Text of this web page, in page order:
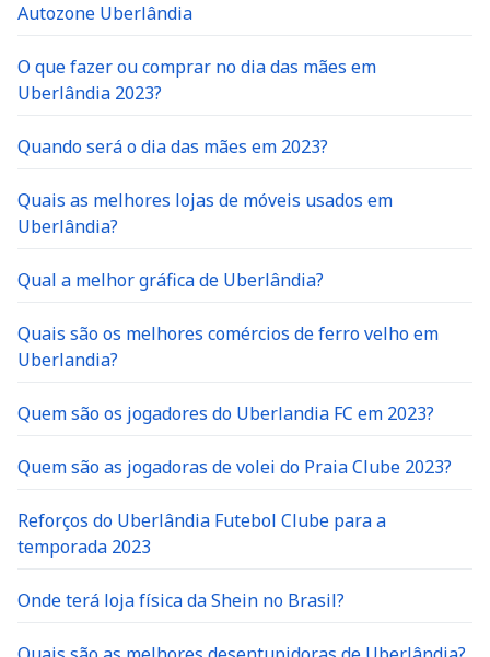
Autozone Uberlândia
O que fazer ou comprar no dia das mães em
Uberlândia 2023?
Quando será o dia das mães em 2023?
Quais as melhores lojas de móveis usados em
Uberlândia?
Qual a melhor gráfica de Uberlândia?
Quais são os melhores comércios de ferro velho em
Uberlandia?
Quem são os jogadores do Uberlandia FC em 2023?
Quem são as jogadoras de volei do Praia Clube 2023?
Reforços do Uberlândia Futebol Clube para a
temporada 2023
Onde terá loja física da Shein no Brasil?